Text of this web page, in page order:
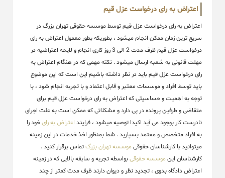
اعتراض به رای درخواست عزل قیم
اعتراض به رای درخواست عزل قیم توسط موسسه حقوقی تهران بزرگ در
سریع ترین زمان ممکن انجام میشود ، بطوریکه بطور معمول اعتراض به رای
درخواست عزل قیم ظرف مدت 2 الی 3 روز کاری انجام و لایحه اعتراضیه در
مهلت قانونی به شعبه ارسال میشود . نکته مهمی که در هنگام اعتراض به
رای درخواست عزل قیم باید در نظر داشته باشیم این است که این موضوع
باید توسط افراد و موسسات معتبر و قابل اعتماد و با تجربه انجام شود ، با
توجه به اهمیت و حساسیتی که اعتراض به رای درخواست عزل قیم برای
متقاضی و طرفین پرونده در پی دارد و مشکلاتی که ممکن است به علت اجرای
نادرست کار بوجود می آید اکیدا توصیه میشود ، فرایند اعتراض به رایخود را
به افراد متخصص و معتمد بسپارید . شما بمنظور اخذ خدمات در این زمینه
میتوانید با کارشناسان حقوقی موسسه تهران بزرگتماس برقرار کنید .
کارشناسان این موسسه حقوقیبواسطه تجربه و سابقه بالایی که در زمینه
اعتراض دادگاه بدوی ، تجدید نظر و دیوان دارند ظرف مدت کمتر از چند